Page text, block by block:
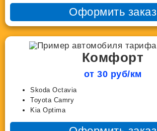
Оформить заказ
Комфорт
от 30 руб/км
Skoda Octavia
Toyota Camry
Kia Optima